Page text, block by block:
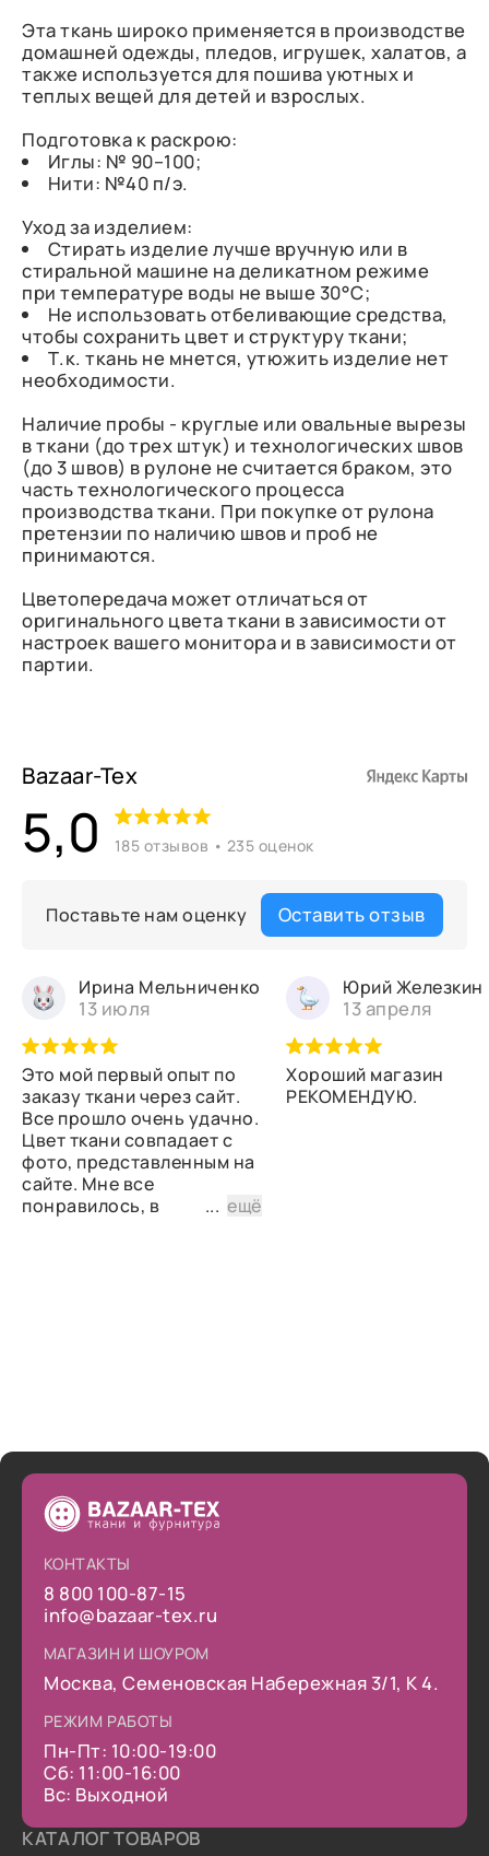
Эта ткань широко применяется в производстве
домашней одежды, пледов, игрушек, халатов, а
также используется для пошива уютных и
теплых вещей для детей и взрослых.
Подготовка к раскрою:
Иглы: № 90–100;
Нити: №40 п/э.
Уход за изделием:
Стирать изделие лучше вручную или в
стиральной машине на деликатном режиме
при температуре воды не выше 30°C;
Не использовать отбеливающие средства,
чтобы сохранить цвет и структуру ткани;
Т.к. ткань не мнется, утюжить изделие нет
необходимости.
Наличие пробы - круглые или овальные вырезы
в ткани (до трех штук) и технологических швов
(до 3 швов) в рулоне не считается браком, это
часть технологического процесса
производства ткани. При покупке от рулона
претензии по наличию швов и проб не
принимаются.
Цветопередача может отличаться от
оригинального цвета ткани в зависимости от
настроек вашего монитора и в зависимости от
партии.
Bazaar-Tex
5,0 185 отзывов • 235 оценок
Поставьте нам оценку Оставить отзыв
Ирина Мельниченко
13 июля
Это мой первый опыт по
заказу ткани через сайт.
Все прошло очень удачно.
Цвет ткани совпадает с
фото, представленным на
сайте. Мне все
понравилось, в
...ещё
Юрий Железкин
13 апреля
Хороший магазин
РЕКОМЕНДУЮ.
КОНТАКТЫ
8 800 100-87-15
info@bazaar-tex.ru
МАГАЗИН И ШОУРОМ
Москва, Семеновская Набережная 3/1, К 4.
РЕЖИМ РАБОТЫ
Пн-Пт: 10:00-19:00
Сб: 11:00-16:00
Вс: Выходной
КАТАЛОГ ТОВАРОВ